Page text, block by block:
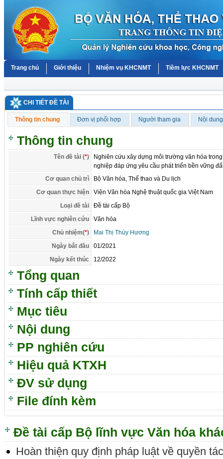
Trang chủ Giới thiệu Nhiệm vụ KHCNMT Tiềm lực KHCNMT
CHI TIẾT ĐỀ TÀI
Thông tin chung Đơn vị phối hợp Người tham gia Nội
Thông tin chung
Tên đề tài (*)
Nghiên cứu xây dựng môi trường văn hóa
nghiệp đáp ứng yêu cầu phát triển bền vững
Cơ quan chủ trì
Bộ Văn hóa, Thể thao và Du lịch
Cơ quan thực hiện
Viện Văn hóa Nghệ thuật quốc gia Việt Nam
Loại đề tài
Đề tài cấp Bộ
Lĩnh vực nghiên cứu
Văn hóa
Chủ nhiệm(*)
Mai Thị Thùy Hương
Ngày bắt đầu
01/2021
Ngày kết thúc
12/2022
Tổng quan
Tính cấp thiết
Mục tiêu
Nội dung
PP nghiên cứu
Hiệu quả KTXH
ĐV sử dụng
File đính kèm
Đề tài cấp Bộ lĩnh vực Văn hóa
Hoàn thiện quy định pháp luật về quyền